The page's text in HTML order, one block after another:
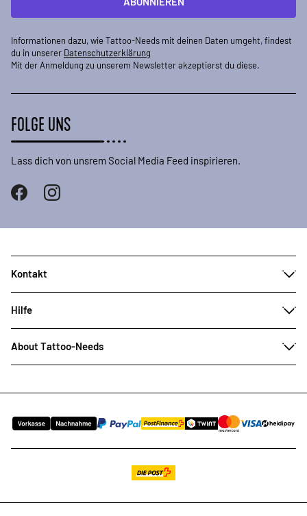
Informationen dazu, wie Tattoo-Needs mit deinen Daten umgeht, findest
du in unserer Datenschutzerklärung
Mit der Anmeldung zu unserem Newsletter akzeptierst du diese.
FOLGE UNS
Lass dich von unsrem Social Media Feed inspirieren.
Kontakt
Hilfe
About Tattoo-Needs